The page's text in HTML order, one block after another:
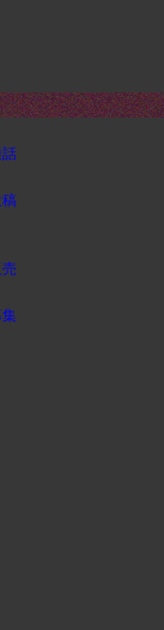
稿
集